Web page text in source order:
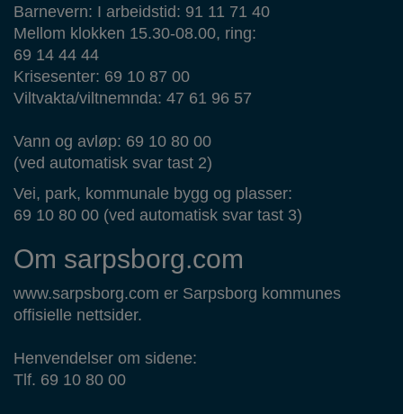
Barnevern: I arbeidstid: 91 11 71 40
Mellom klokken 15.30-08.00, ring:
69 14 44 44
Krisesenter: 69 10 87 00
Viltvakta/viltnemnda: 47 61 96 57
Vann og avløp: 69 10 80 00
(ved automatisk svar tast 2)
Vei, park, kommunale bygg og plasser:
69 10 80 00 (ved automatisk svar tast 3)
Om sarpsborg.com
www.sarpsborg.com er Sarpsborg kommunes
offisielle nettsider.
Henvendelser om sidene:
Tlf. 69 10 80 00